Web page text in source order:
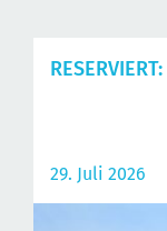
RESERVIERT:
29. Juli 2026